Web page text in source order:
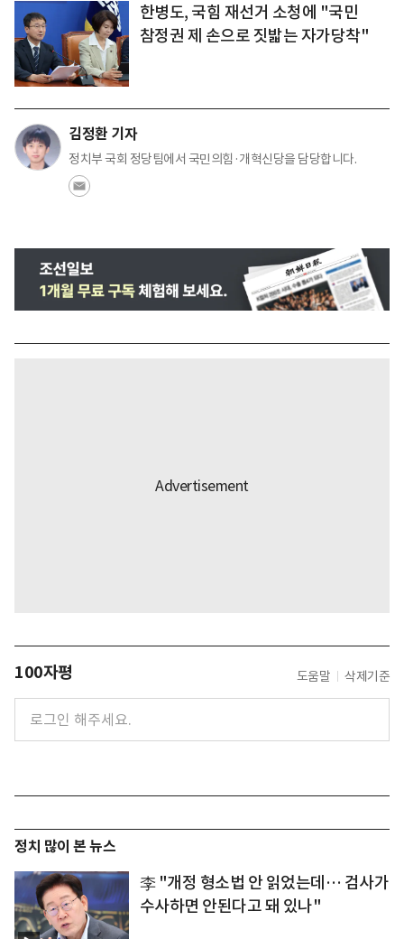
한병도, 국힘 재선거 소청에 "국민
참정권 제 손으로 짓밟는 자가당착"
김정환 기자
정치부 국회 정당팀에서 국민의힘·개혁신당을 담당합니다.
100자평 도움말 삭제기준
정치 많이 본 뉴스
李 "개정 형소법 안 읽었는데… 검사가
수사하면 안된다고 돼 있나"